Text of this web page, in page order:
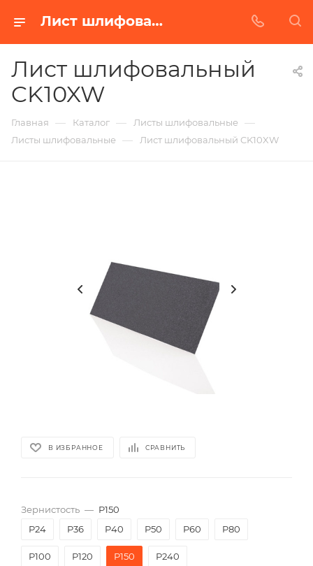
Лист шлифовальный CK10XW в Белгороде | Купить по недорогой цене от Абразивного Завода
Лист шлифовальный
CK10XW
Главная — Каталог — Листы шлифовальные —
Листы шлифовальные — Лист шлифовальный CK10XW
В ИЗБРАННОЕ СРАВНИТЬ
Зернистость — P150
P24
P36 P40 P50 P60 P80
P100 P120 P150 P240